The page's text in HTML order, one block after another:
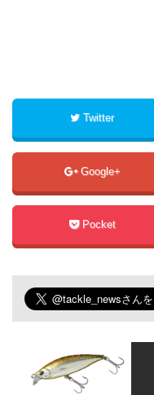
Twitter
Google+
Pocket